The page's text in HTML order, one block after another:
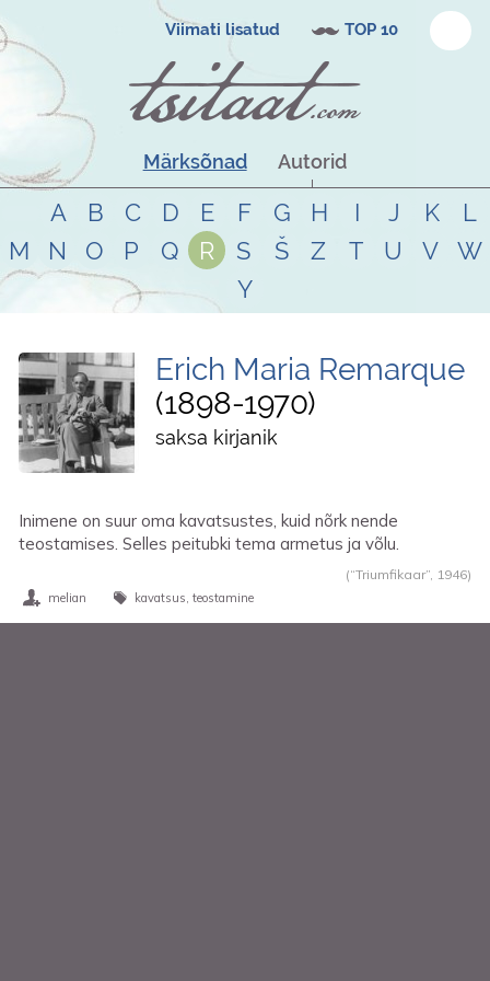
Viimati lisatud TOP 10
Märksõnad Autorid
A B C D E F G H I J K
L
M
N O P Q R S Š Z T U V
W
Y
Erich Maria Remarque
1898-1970
saksa kirjanik
Inimene on suur oma kavatsustes, kuid nõrk nende
teostamises. Selles peitubki tema armetus ja võlu.
(“Triumfikaar”, 1946)
melian kavatsus teostamine